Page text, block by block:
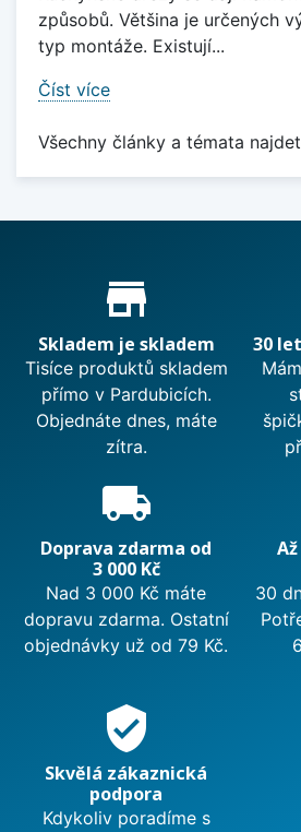
způsobů. Většina je určených
typ montáže. Existují...
Číst více
Všechny články a témata
Proč nakupovat u nás?
store_mall_directory
Skladem je skladem
Tisíce produktů skladem
přímo v Pardubicích.
Objednáte dnes, máte
zítra.
30
local_shipping
Doprava zdarma od
3 000 Kč
Nad 3 000 Kč máte
dopravu zdarma. Ostatní
objednávky už od 79 Kč.
30
verified_user
Skvělá zákaznická
podpora
Kdykoliv poradíme s